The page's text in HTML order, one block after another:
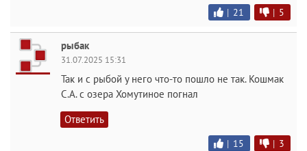
| 21 | 5
рыбак
31.07.2025 15:31
Так и с рыбой у него что-то пошло не так. Кошмак
С.А. с озера Хомутиное погнал
Ответить
| 15 | 3